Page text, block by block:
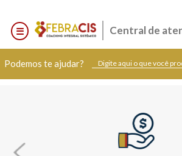
Central de
Podemos te ajudar?